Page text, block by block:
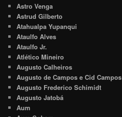
Astro Venga
Astrud Gilberto
Atahualpa Yupanqui
Ataulfo Alves
Ataulfo Jr.
Atlético Mineiro
Augusto Calheiros
Augusto de Campos e Cid Campos
Augusto Frederico Schimidt
Augusto Jatobá
Aum